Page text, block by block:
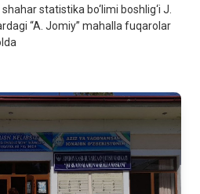
statistika bo‘limi boshlig‘i J.
“A. Jomiy” mahalla fuqarolar